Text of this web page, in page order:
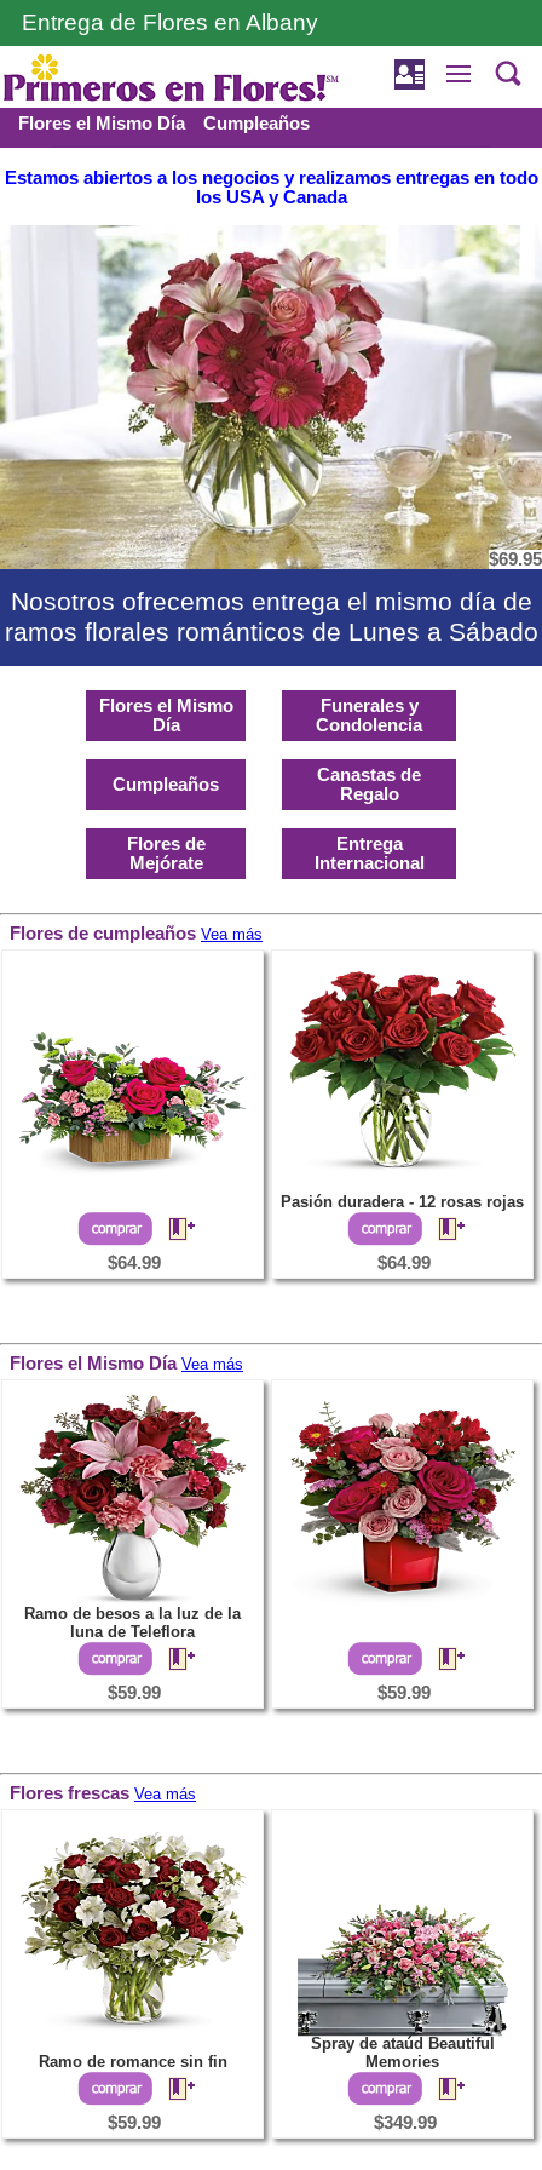
Entrega de Flores en Albany
Flores el Mismo Día Cumpleaños
Funerales y Condolencia Amor y romance
Estamos abiertos a los negocios y realizamos entregas en todo
los USA y Canada
$69.95
Nosotros ofrecemos entrega el mismo día de
ramos florales románticos de Lunes a Sábado
Flores el Mismo
Día
Cumpleaños
Flores de
Mejórate
Funerales y
Condolencia
Canastas de
Regalo
Entrega
Internacional
Flores de cumpleaños Vea más
$64.99
Pasión duradera - 12 rosas rojas
$64.99
Flores el Mismo Día Vea más
Ramo de besos a la luz de la
luna de Teleflora
$59.99 $59.99
Flores frescas Vea más
Ramo de romance sin fin
$59.99
Spray de ataúd Beautiful
Memories
$349.99